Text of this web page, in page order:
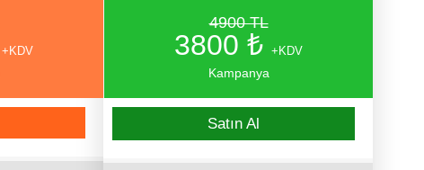
+KDV
4900 TL
3800 ₺ +KDV
Kampanya
Satın Al